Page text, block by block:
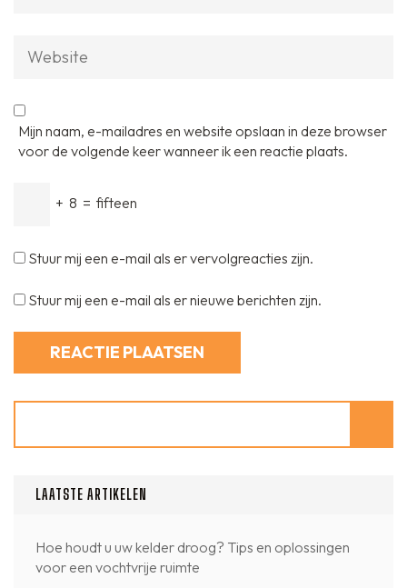
Mijn naam, e-mailadres en website opslaan in deze browser
voor de volgende keer wanneer ik een reactie plaats.
+ 8 = fifteen
Stuur mij een e-mail als er vervolgreacties zijn.
Stuur mij een e-mail als er nieuwe berichten zijn.
LAATSTE ARTIKELEN
Hoe houdt u uw kelder droog? Tips en oplossingen
voor een vochtvrije ruimte